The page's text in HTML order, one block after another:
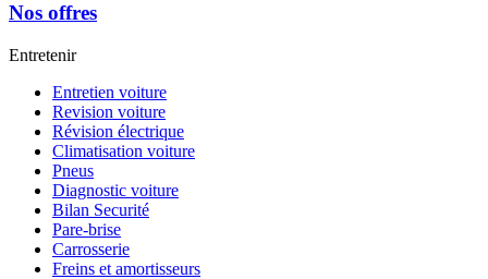
Nos offres
Entretenir
Entretien voiture
Revision voiture
Révision électrique
Climatisation voiture
Pneus
Diagnostic voiture
Bilan Securité
Pare-brise
Carrosserie
Freins et amortisseurs